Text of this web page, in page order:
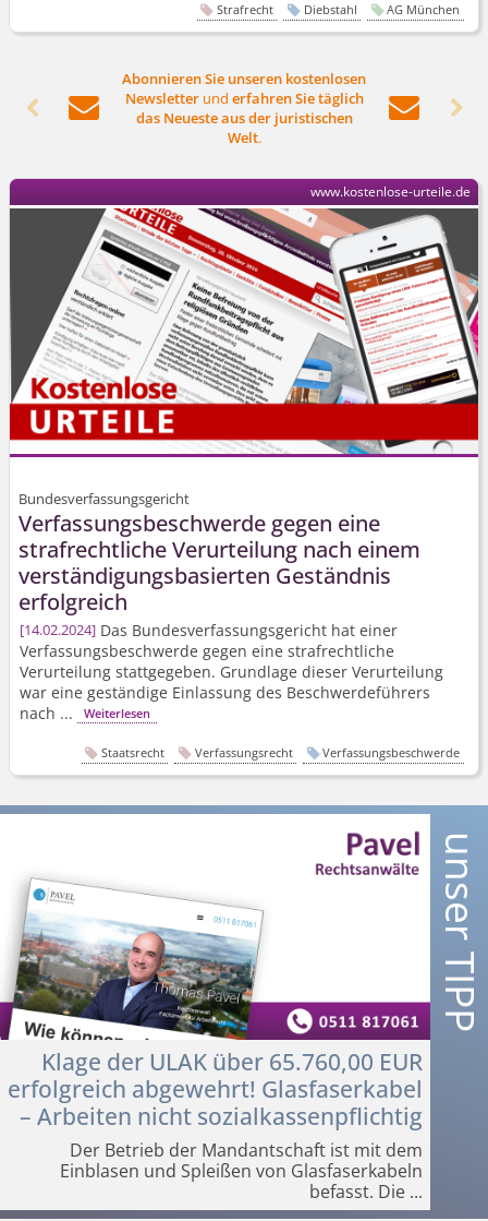
Strafrecht Diebstahl AG München
 
Abonnieren Sie unseren kostenlosen
Newsletterund erfahren Sie täglich
das Neueste aus der juristischen
Welt.
 
Bundesverfassungsgericht
Verfassungs­beschwerde gegen eine
strafrechtliche Verurteilung nach einem
verständigungs­basierten Geständnis
erfolgreich
14.02.2024 Das Bundes­verfassungs­gericht hat einer
Verfassungs­beschwerde gegen eine strafrechtliche
Verurteilung stattgegeben. Grundlage dieser Verurteilung
war eine geständige Einlassung des Beschwerdeführers
nach ...
Weiterlesen
www.kostenlose-urteile.de
Staatsrecht Verfassungsrecht Verfassungsbeschwerde
Klage der ULAK über 65.760,00 EUR
erfolgreich abgewehrt! Glasfaserkabel
– Arbeiten nicht sozialkas­senpflichtig
Der Betrieb der Mandantschaft ist mit dem
Einblasen und Spleißen von Glasfaserkabeln
befasst. Die ...